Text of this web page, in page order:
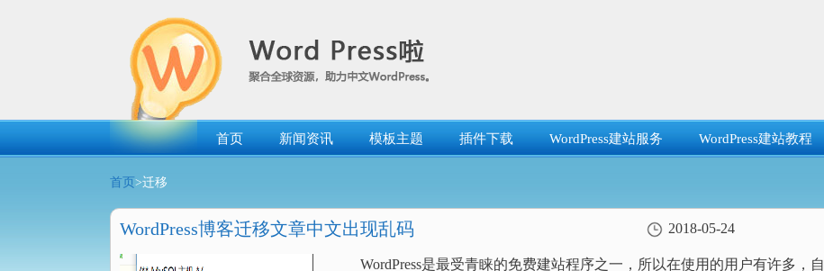
首页 新闻资讯 模板主题 插件下载 WordPress建站服务 WordPress建站教程
首页 >迁移
WordPress博客迁移文章中文出现乱码 2018-05-24
WordPress是最受青睐的免费建站程序之一，所以在使用的用户有许多，自